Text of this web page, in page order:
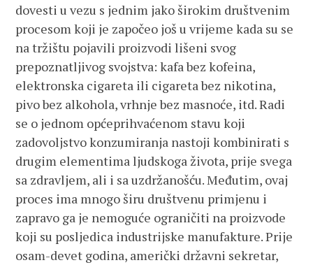
dovesti u vezu s jednim jako širokim društvenim
procesom koji je započeo još u vrijeme kada su se
na tržištu pojavili proizvodi lišeni svog
prepoznatljivog svojstva: kafa bez kofeina,
elektronska cigareta ili cigareta bez nikotina,
pivo bez alkohola, vrhnje bez masnoće, itd. Radi
se o jednom općeprihvaćenom stavu koji
zadovoljstvo konzumiranja nastoji kombinirati s
drugim elementima ljudskoga života, prije svega
sa zdravljem, ali i sa uzdržanošću. Međutim, ovaj
proces ima mnogo širu društvenu primjenu i
zapravo ga je nemoguće ograničiti na proizvode
koji su posljedica industrijske manufakture. Prije
osam-devet godina, američki državni sekretar,